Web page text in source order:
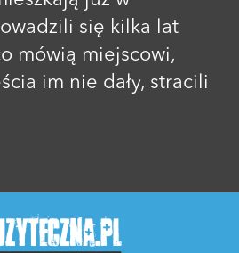
się kilka lat
mówią miejscowi,
im nie dały, stracili